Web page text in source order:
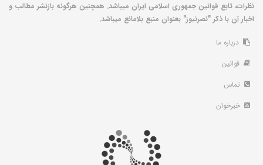
نظرات، تابع قوانین جمهوری اسلامی ایران میباشد. همچنین هرگونه بازنشر مطالب و
اخبار آن با ذکر "نصرنیوز" بعنوان منبع بلامانع میباشد.
درباره ما
قوانین
تماس
خبرخوان